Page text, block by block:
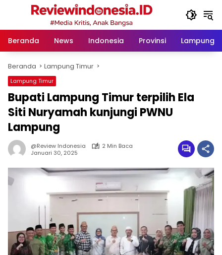
Langsung
Beranda
News Indonesia Provinsi Lampung
Beranda Lampung Timur
Lampung Timur
Bupati Lampung Timur terpilih Ela
Siti Nuryamah kunjungi PWNU
Lampung
@Review Indonesia
2 Min Baca
Januari 30, 2025